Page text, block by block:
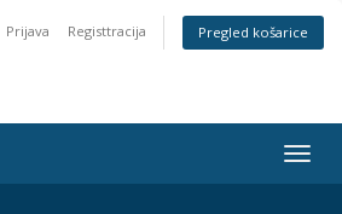
Prijava Registtracija Pregled košarice